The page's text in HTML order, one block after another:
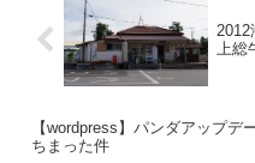
上総
【wordpress】パンダアップデ
ちまった件